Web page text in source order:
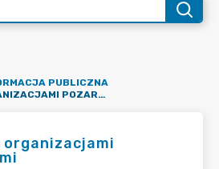
PUBLICZNA
WSPÓŁPRACA Z ORGANIZACJAMI POZARZĄDOWYMI
organizacjami